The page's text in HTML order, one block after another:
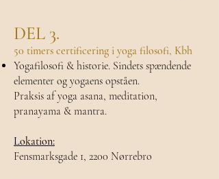
DEL 3.
50 timers certificering i yoga filosofi, Kbh
Yogafilosofi & historie. Sindets spændende
elementer og yogaens opståen.
Praksis af yoga asana, meditation,
pranayama & mantra.
Lokation:
Fensmarksgade 1, 2200 Nørrebro